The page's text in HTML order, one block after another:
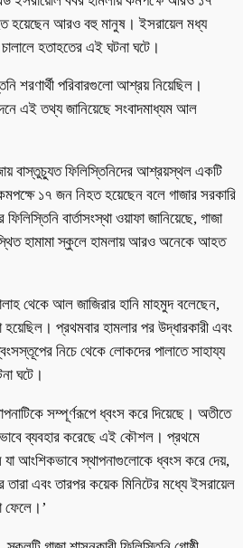
হয়েছেন আরও বহু মানুষ। ইসরায়েল মধ্য
হতাহতের এই ঘটনা ঘটে।
শরণার্থী পরিবারগুলো আশ্রয় নিয়েছিল।
এই তথ্য জানিয়েছে সংবাদমাধ্যম আল
বাস্তুচ্যুত ফিলিস্তিনিদের আশ্রয়স্থল একটি
১৭ জন নিহত হয়েছেন বলে গাজার সরকারি
বার্তাসংস্থা ওয়াফা জানিয়েছে, গাজা
হামামা স্কুলে হামলায় আরও অনেকে আহত
থেকে আল জাজিরার হানি মাহমুদ বলেছেন,
প্রথমবার হামলার পর উদ্ধারকারী এবং
নিচে থেকে লোকদের পালাতে সাহায্য
ঘটে।
সম্পূর্ণরূপে ধ্বংস করে দিয়েছে। অতীতে
ব্যবহার করেছে এই কৌশল। প্রথমে
যা আংশিকভাবে স্থাপনাগুলোকে ধ্বংস করে দেয়,
এবং তারপর কয়েক মিনিটের মধ্যে ইসরায়েল
ফেলে।’